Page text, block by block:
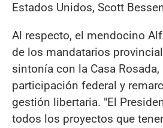
Estados Unidos, Scott
Al respecto, el mendocino
de los mandatarios
sintonía con la Casa
participación federal y
gestión libertaria. "El
todos los proyectos que